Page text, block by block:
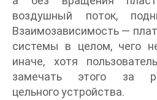
воздушный поток,
Взаимозависимость —
системы в целом, чего
иначе, хотя
замечать этого за
цельного устройства.